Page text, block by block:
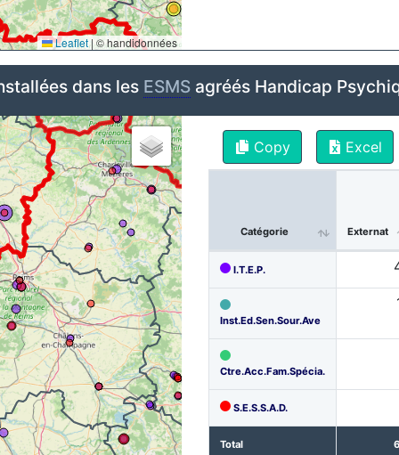
Leaflet |© handidonnées
dans les ESMS agréés Handicap
Copy Excel
Catégorie Externat
I.T.E.P.
Inst.Ed.Sen.Sour.Ave
Ctre.Acc.Fam.Spécia.
S.E.S.S.A.D.
Total